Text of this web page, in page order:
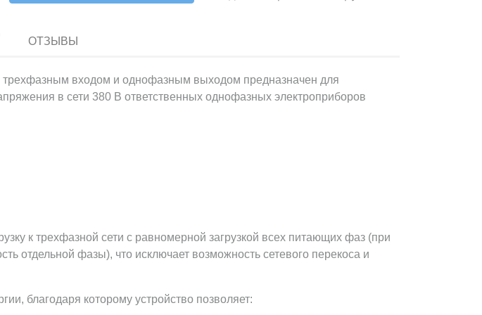
ОТЗЫВЫ
трехфазным входом и однофазным выходом предназначен для
в сети 380 В ответственных однофазных электроприборов
к трехфазной сети с равномерной загрузкой всех питающих фаз (при
фазы), что исключает возможность сетевого перекоса и
благодаря которому устройство позволяет: